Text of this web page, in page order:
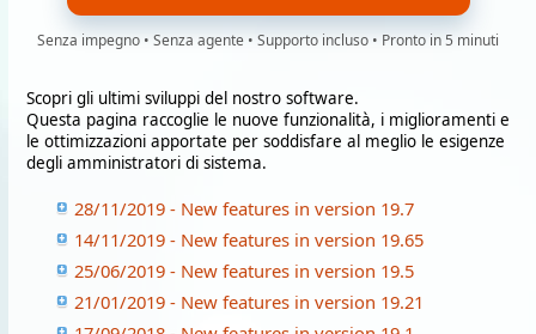
Senza impegno • Senza agente • Supporto incluso • Pronto in 5 minuti
Scopri gli ultimi sviluppi del nostro software.
Questa pagina raccoglie le nuove funzionalità, i miglioramenti e
le ottimizzazioni apportate per soddisfare al meglio le esigenze
degli amministratori di sistema.
28/11/2019 - New features in version 19.7
14/11/2019 - New features in version 19.65
25/06/2019 - New features in version 19.5
21/01/2019 - New features in version 19.21